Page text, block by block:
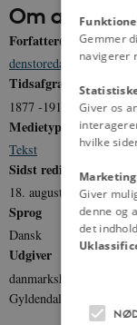
Om artiklen
Forfatter(e)
denstoredanske.dk,
Tidsafgrænsning
1877 -1910
Medietype
Tekst
Sidst redigeret
18. august 2011
Sprog
Dansk
Udgiver
danmarkshistorien.dk
Gyldendal og boet efter
Gemmer
navigerer
Giver os
hvilke
Marketing
Giver
denne og
det